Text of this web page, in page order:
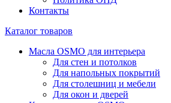
Контакты
Каталог товаров
Масла OSMO для интерьера
Для стен и потолков
Для напольных покрытий
Для столешниц и мебели
Для окон и дверей